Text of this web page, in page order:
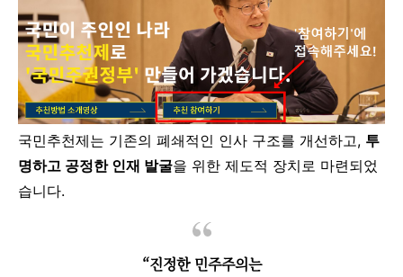
국민추천제는 기존의 폐쇄적인 인사 구조를 개선하고, 투
명하고 공정한 인재 발굴을 위한 제도적 장치로 마련되었
습니다.
“진정한 민주주의는